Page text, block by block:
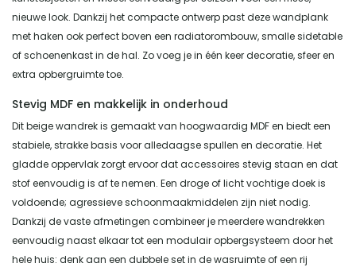
nieuwe look. Dankzij het compacte ontwerp past deze wandplank
met haken ook perfect boven een radiatorombouw, smalle sidetable
of schoenenkast in de hal. Zo voeg je in één keer decoratie, sfeer en
extra opbergruimte toe.
Stevig MDF en makkelijk in onderhoud
Dit beige wandrek is gemaakt van hoogwaardig MDF en biedt een
stabiele, strakke basis voor alledaagse spullen en decoratie. Het
gladde oppervlak zorgt ervoor dat accessoires stevig staan en dat
stof eenvoudig is af te nemen. Een droge of licht vochtige doek is
voldoende; agressieve schoonmaakmiddelen zijn niet nodig.
Dankzij de vaste afmetingen combineer je meerdere wandrekken
eenvoudig naast elkaar tot een modulair opbergsysteem door het
hele huis: denk aan een dubbele set in de wasruimte of een rij